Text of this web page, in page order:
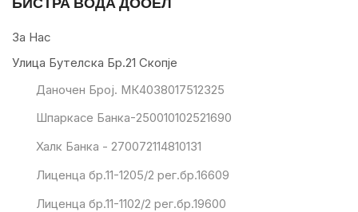
За Нас
Улица Бутелска Бр.21 Скопје
Даночен Број. МК4038017512325
Шпаркасе Банка-250010102521690
Халк Банка - 270072114810131
Лиценца бр.11-1205/2 рег.бр.16609
Лиценца бр.11-1102/2 рег.бр.19600